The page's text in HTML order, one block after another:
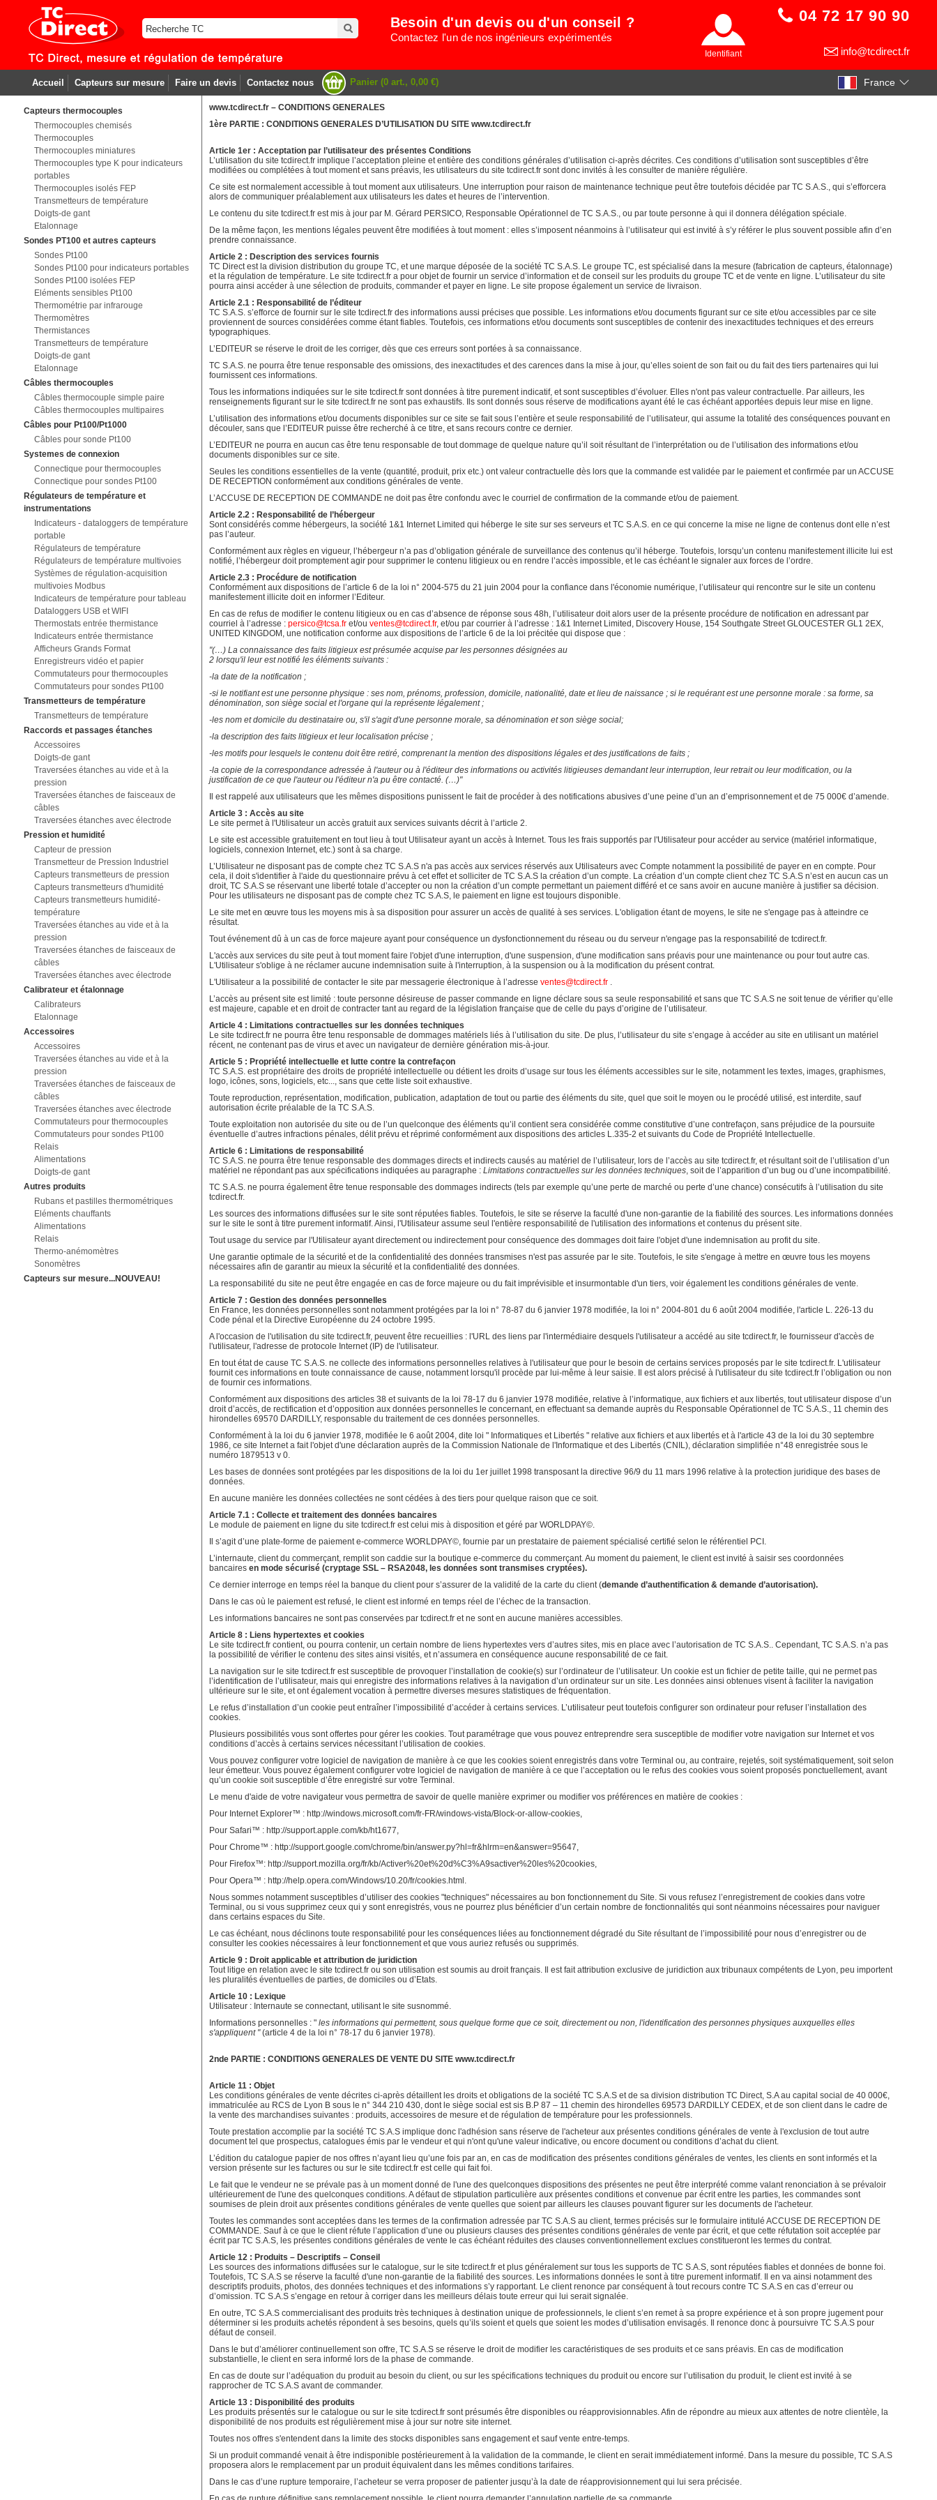
France
04 72 17 90 90
info@tcdirect.fr
Identifiant
Besoin d'un devis ou d'un conseil ?
Contactez l'un de nos ingénieurs expérimentés
Accueil Capteurs sur mesure Faire un devis Contactez nous Panier (0 art., 0,00 €)
Capteurs thermocouples
Thermocouples chemisés
Thermocouples
Thermocouples miniatures
Thermocouples type K pour indicateurs
portables
Thermocouples isolés FEP
Transmetteurs de température
Doigts-de gant
Etalonnage
Sondes PT100 et autres capteurs
Sondes Pt100
Sondes Pt100 pour indicateurs portables
Sondes Pt100 isolées FEP
Eléments sensibles Pt100
Thermométrie par infrarouge
Thermomètres
Thermistances
Transmetteurs de température
Doigts-de gant
Etalonnage
Câbles thermocouples
Câbles thermocouple simple paire
Câbles thermocouples multipaires
Câbles pour Pt100/Pt1000
Câbles pour sonde Pt100
Systemes de connexion
Connectique pour thermocouples
Connectique pour sondes Pt100
Régulateurs de température et
instrumentations
Indicateurs - dataloggers de température
portable
Régulateurs de température
Régulateurs de température multivoies
Systèmes de régulation-acquisition
multivoies Modbus
Indicateurs de température pour tableau
Dataloggers USB et WIFI
Thermostats entrée thermistance
Indicateurs entrée thermistance
Afficheurs Grands Format
Enregistreurs vidéo et papier
Commutateurs pour thermocouples
Commutateurs pour sondes Pt100
Transmetteurs de température
Transmetteurs de température
Raccords et passages étanches
Accessoires
Doigts-de gant
Traversées étanches au vide et à la
pression
Traversées étanches de faisceaux de
câbles
Traversées étanches avec électrode
Pression et humidité
Capteur de pression
Transmetteur de Pression Industriel
Capteurs transmetteurs de pression
Capteurs transmetteurs d'humidité
Capteurs transmetteurs humidité-
température
Traversées étanches au vide et à la
pression
Traversées étanches de faisceaux de
câbles
Traversées étanches avec électrode
Calibrateur et étalonnage
Calibrateurs
Etalonnage
Accessoires
Accessoires
Traversées étanches au vide et à la
pression
Traversées étanches de faisceaux de
câbles
Traversées étanches avec électrode
Commutateurs pour thermocouples
Commutateurs pour sondes Pt100
Relais
Alimentations
Doigts-de gant
Autres produits
Rubans et pastilles thermométriques
Eléments chauffants
Alimentations
Relais
Thermo-anémomètres
Sonomètres
Capteurs sur mesure...NOUVEAU!
www.tcdirect.fr – CONDITIONS GENERALES
1ère PARTIE : CONDITIONS GENERALES D’UTILISATION DU SITE www.tcdirect.fr
Article 1er : Acceptation par l’utilisateur des présentes Conditions
L’utilisation du site tcdirect.fr implique l’acceptation pleine et entière des conditions générales d’utilisation ci-après décrites. Ces conditions d’utilisation sont susceptibles d’être
modifiées ou complétées à tout moment et sans préavis, les utilisateurs du site tcdirect.fr sont donc invités à les consulter de manière régulière.
Ce site est normalement accessible à tout moment aux utilisateurs. Une interruption pour raison de maintenance technique peut être toutefois décidée par TC S.A.S., qui s’efforcera
alors de communiquer préalablement aux utilisateurs les dates et heures de l’intervention.
Le contenu du site tcdirect.fr est mis à jour par M. Gérard PERSICO, Responsable Opérationnel de TC S.A.S., ou par toute personne à qui il donnera délégation spéciale.
De la même façon, les mentions légales peuvent être modifiées à tout moment : elles s’imposent néanmoins à l’utilisateur qui est invité à s’y référer le plus souvent possible afin d’en
prendre connaissance.
Article 2 : Description des services fournis
TC Direct est la division distribution du groupe TC, et une marque déposée de la société TC S.A.S. Le groupe TC, est spécialisé dans la mesure (fabrication de capteurs, étalonnage)
et la régulation de température. Le site tcdirect.fr a pour objet de fournir un service d’information et de conseil sur les produits du groupe TC et de vente en ligne. L’utilisateur du site
pourra ainsi accéder à une sélection de produits, commander et payer en ligne. Le site propose également un service de livraison.
Article 2.1 : Responsabilité de l’éditeur
TC S.A.S. s’efforce de fournir sur le site tcdirect.fr des informations aussi précises que possible. Les informations et/ou documents figurant sur ce site et/ou accessibles par ce site
proviennent de sources considérées comme étant fiables. Toutefois, ces informations et/ou documents sont susceptibles de contenir des inexactitudes techniques et des erreurs
typographiques.
L’EDITEUR se réserve le droit de les corriger, dès que ces erreurs sont portées à sa connaissance.
TC S.A.S. ne pourra être tenue responsable des omissions, des inexactitudes et des carences dans la mise à jour, qu’elles soient de son fait ou du fait des tiers partenaires qui lui
fournissent ces informations.
Tous les informations indiquées sur le site tcdirect.fr sont données à titre purement indicatif, et sont susceptibles d’évoluer. Elles n'ont pas valeur contractuelle. Par ailleurs, les
renseignements figurant sur le site tcdirect.fr ne sont pas exhaustifs. Ils sont donnés sous réserve de modifications ayant été le cas échéant apportées depuis leur mise en ligne.
L’utilisation des informations et/ou documents disponibles sur ce site se fait sous l’entière et seule responsabilité de l’utilisateur, qui assume la totalité des conséquences pouvant en
découler, sans que l’EDITEUR puisse être recherché à ce titre, et sans recours contre ce dernier.
L’EDITEUR ne pourra en aucun cas être tenu responsable de tout dommage de quelque nature qu’il soit résultant de l’interprétation ou de l’utilisation des informations et/ou
documents disponibles sur ce site.
Seules les conditions essentielles de la vente (quantité, produit, prix etc.) ont valeur contractuelle dès lors que la commande est validée par le paiement et confirmée par un ACCUSE
DE RECEPTION conformément aux conditions générales de vente.
L’ACCUSE DE RECEPTION DE COMMANDE ne doit pas être confondu avec le courriel de confirmation de la commande et/ou de paiement.
Article 2.2 : Responsabilité de l’hébergeur
Sont considérés comme hébergeurs, la société 1&1 Internet Limited qui héberge le site sur ses serveurs et TC S.A.S. en ce qui concerne la mise ne ligne de contenus dont elle n’est
pas l’auteur.
Conformément aux règles en vigueur, l’hébergeur n’a pas d’obligation générale de surveillance des contenus qu’il héberge. Toutefois, lorsqu’un contenu manifestement illicite lui est
notifié, l’hébergeur doit promptement agir pour supprimer le contenu litigieux ou en rendre l’accès impossible, et le cas échéant le signaler aux forces de l’ordre.
Article 2.3 : Procédure de notification
Conformément aux dispositions de l’article 6 de la loi n° 2004-575 du 21 juin 2004 pour la confiance dans l'économie numérique, l’utilisateur qui rencontre sur le site un contenu
manifestement illicite doit en informer l’Editeur.
En cas de refus de modifier le contenu litigieux ou en cas d’absence de réponse sous 48h, l’utilisateur doit alors user de la présente procédure de notification en adressant par
courriel à l’adresse : persico@tcsa.fret/ou ventes@tcdirect.fr, et/ou par courrier à l’adresse : 1&1 Internet Limited, Discovery House, 154 Southgate Street GLOUCESTER GL1 2EX,
UNITED KINGDOM, une notification conforme aux dispositions de l’article 6 de la loi précitée qui dispose que :
"(…) La connaissance des faits litigieux est présumée acquise par les personnes désignées au
2 lorsqu'il leur est notifié les éléments suivants :
-la date de la notification ;
-si le notifiant est une personne physique : ses nom, prénoms, profession, domicile, nationalité, date et lieu de naissance ; si le requérant est une personne morale : sa forme, sa
dénomination, son siège social et l'organe qui la représente légalement ;
-les nom et domicile du destinataire ou, s'il s'agit d'une personne morale, sa dénomination et son siège social;
-la description des faits litigieux et leur localisation précise ;
-les motifs pour lesquels le contenu doit être retiré, comprenant la mention des dispositions légales et des justifications de faits ;
-la copie de la correspondance adressée à l'auteur ou à l'éditeur des informations ou activités litigieuses demandant leur interruption, leur retrait ou leur modification, ou la
justification de ce que l'auteur ou l'éditeur n'a pu être contacté. (…)"
Il est rappelé aux utilisateurs que les mêmes dispositions punissent le fait de procéder à des notifications abusives d’une peine d’un an d’emprisonnement et de 75 000€ d’amende.
Article 3 : Accès au site
Le site permet à l'Utilisateur un accès gratuit aux services suivants décrit à l’article 2.
Le site est accessible gratuitement en tout lieu à tout Utilisateur ayant un accès à Internet. Tous les frais supportés par l'Utilisateur pour accéder au service (matériel informatique,
logiciels, connexion Internet, etc.) sont à sa charge.
L’Utilisateur ne disposant pas de compte chez TC S.A.S n'a pas accès aux services réservés aux Utilisateurs avec Compte notamment la possibilité de payer en en compte. Pour
cela, il doit s'identifier à l'aide du questionnaire prévu à cet effet et solliciter de TC S.A.S la création d’un compte. La création d’un compte client chez TC S.A.S n’est en aucun cas un
droit, TC S.A.S se réservant une liberté totale d’accepter ou non la création d’un compte permettant un paiement différé et ce sans avoir en aucune manière à justifier sa décision.
Pour les utilisateurs ne disposant pas de compte chez TC S.A.S, le paiement en ligne est toujours disponible.
Le site met en œuvre tous les moyens mis à sa disposition pour assurer un accès de qualité à ses services. L'obligation étant de moyens, le site ne s'engage pas à atteindre ce
résultat.
Tout événement dû à un cas de force majeure ayant pour conséquence un dysfonctionnement du réseau ou du serveur n'engage pas la responsabilité de tcdirect.fr.
L'accès aux services du site peut à tout moment faire l'objet d'une interruption, d'une suspension, d'une modification sans préavis pour une maintenance ou pour tout autre cas.
L'Utilisateur s'oblige à ne réclamer aucune indemnisation suite à l'interruption, à la suspension ou à la modification du présent contrat.
L'Utilisateur a la possibilité de contacter le site par messagerie électronique à l’adresse ventes@tcdirect.fr.
L’accès au présent site est limité : toute personne désireuse de passer commande en ligne déclare sous sa seule responsabilité et sans que TC S.A.S ne soit tenue de vérifier qu’elle
est majeure, capable et en droit de contracter tant au regard de la législation française que de celle du pays d’origine de l’utilisateur.
Article 4 : Limitations contractuelles sur les données techniques
Le site tcdirect.fr ne pourra être tenu responsable de dommages matériels liés à l’utilisation du site. De plus, l’utilisateur du site s’engage à accéder au site en utilisant un matériel
récent, ne contenant pas de virus et avec un navigateur de dernière génération mis-à-jour.
Article 5 : Propriété intellectuelle et lutte contre la contrefaçon
TC S.A.S. est propriétaire des droits de propriété intellectuelle ou détient les droits d’usage sur tous les éléments accessibles sur le site, notamment les textes, images, graphismes,
logo, icônes, sons, logiciels, etc..., sans que cette liste soit exhaustive.
Toute reproduction, représentation, modification, publication, adaptation de tout ou partie des éléments du site, quel que soit le moyen ou le procédé utilisé, est interdite, sauf
autorisation écrite préalable de la TC S.A.S.
Toute exploitation non autorisée du site ou de l’un quelconque des éléments qu’il contient sera considérée comme constitutive d’une contrefaçon, sans préjudice de la poursuite
éventuelle d’autres infractions pénales, délit prévu et réprimé conformément aux dispositions des articles L.335-2 et suivants du Code de Propriété Intellectuelle.
Article 6 : Limitations de responsabilité
TC S.A.S. ne pourra être tenue responsable des dommages directs et indirects causés au matériel de l’utilisateur, lors de l’accès au site tcdirect.fr, et résultant soit de l’utilisation d’un
matériel ne répondant pas aux spécifications indiquées au paragraphe : Limitations contractuelles sur les données techniques, soit de l’apparition d’un bug ou d’une incompatibilité.
TC S.A.S. ne pourra également être tenue responsable des dommages indirects (tels par exemple qu’une perte de marché ou perte d’une chance) consécutifs à l’utilisation du site
tcdirect.fr.
Les sources des informations diffusées sur le site sont réputées fiables. Toutefois, le site se réserve la faculté d'une non-garantie de la fiabilité des sources. Les informations données
sur le site le sont à titre purement informatif. Ainsi, l'Utilisateur assume seul l'entière responsabilité de l'utilisation des informations et contenus du présent site.
Tout usage du service par l'Utilisateur ayant directement ou indirectement pour conséquence des dommages doit faire l'objet d'une indemnisation au profit du site.
Une garantie optimale de la sécurité et de la confidentialité des données transmises n'est pas assurée par le site. Toutefois, le site s'engage à mettre en œuvre tous les moyens
nécessaires afin de garantir au mieux la sécurité et la confidentialité des données.
La responsabilité du site ne peut être engagée en cas de force majeure ou du fait imprévisible et insurmontable d'un tiers, voir également les conditions générales de vente.
Article 7 : Gestion des données personnelles
En France, les données personnelles sont notamment protégées par la loi n° 78-87 du 6 janvier 1978 modifiée, la loi n° 2004-801 du 6 août 2004 modifiée, l'article L. 226-13 du
Code pénal et la Directive Européenne du 24 octobre 1995.
A l'occasion de l'utilisation du site tcdirect.fr, peuvent être recueillies : l'URL des liens par l'intermédiaire desquels l'utilisateur a accédé au site tcdirect.fr, le fournisseur d'accès de
l'utilisateur, l'adresse de protocole Internet (IP) de l'utilisateur.
En tout état de cause TC S.A.S. ne collecte des informations personnelles relatives à l'utilisateur que pour le besoin de certains services proposés par le site tcdirect.fr. L'utilisateur
fournit ces informations en toute connaissance de cause, notamment lorsqu'il procède par lui-même à leur saisie. Il est alors précisé à l'utilisateur du site tcdirect.fr l’obligation ou non
de fournir ces informations.
Conformément aux dispositions des articles 38 et suivants de la loi 78-17 du 6 janvier 1978 modifiée, relative à l’informatique, aux fichiers et aux libertés, tout utilisateur dispose d’un
droit d’accès, de rectification et d’opposition aux données personnelles le concernant, en effectuant sa demande auprès du Responsable Opérationnel de TC S.A.S., 11 chemin des
hirondelles 69570 DARDILLY, responsable du traitement de ces données personnelles.
Conformément à la loi du 6 janvier 1978, modifiée le 6 août 2004, dite loi " Informatiques et Libertés " relative aux fichiers et aux libertés et à l'article 43 de la loi du 30 septembre
1986, ce site Internet a fait l'objet d'une déclaration auprès de la Commission Nationale de l'Informatique et des Libertés (CNIL), déclaration simplifiée n°48 enregistrée sous le
numéro 1879513 v 0.
Les bases de données sont protégées par les dispositions de la loi du 1er juillet 1998 transposant la directive 96/9 du 11 mars 1996 relative à la protection juridique des bases de
données.
En aucune manière les données collectées ne sont cédées à des tiers pour quelque raison que ce soit.
Article 7.1 : Collecte et traitement des données bancaires
Le module de paiement en ligne du site tcdirect.fr est celui mis à disposition et géré par WORLDPAY©.
Il s’agit d’une plate-forme de paiement e-commerce WORLDPAY©, fournie par un prestataire de paiement spécialisé certifié selon le référentiel PCI.
L’internaute, client du commerçant, remplit son caddie sur la boutique e-commerce du commerçant. Au moment du paiement, le client est invité à saisir ses coordonnées
bancaires en mode sécurisé (cryptage SSL – RSA2048, les données sont transmises cryptées).
Ce dernier interroge en temps réel la banque du client pour s’assurer de la validité de la carte du client (demande d’authentification & demande d’autorisation).
Dans le cas où le paiement est refusé, le client est informé en temps réel de l’échec de la transaction.
Les informations bancaires ne sont pas conservées par tcdirect.fr et ne sont en aucune manières accessibles.
Article 8 : Liens hypertextes et cookies
Le site tcdirect.fr contient, ou pourra contenir, un certain nombre de liens hypertextes vers d’autres sites, mis en place avec l’autorisation de TC S.A.S.. Cependant, TC S.A.S. n’a pas
la possibilité de vérifier le contenu des sites ainsi visités, et n’assumera en conséquence aucune responsabilité de ce fait.
La navigation sur le site tcdirect.fr est susceptible de provoquer l’installation de cookie(s) sur l’ordinateur de l’utilisateur. Un cookie est un fichier de petite taille, qui ne permet pas
l’identification de l’utilisateur, mais qui enregistre des informations relatives à la navigation d’un ordinateur sur un site. Les données ainsi obtenues visent à faciliter la navigation
ultérieure sur le site, et ont également vocation à permettre diverses mesures statistiques de fréquentation.
Le refus d’installation d’un cookie peut entraîner l’impossibilité d’accéder à certains services. L’utilisateur peut toutefois configurer son ordinateur pour refuser l’installation des
cookies.
Plusieurs possibilités vous sont offertes pour gérer les cookies. Tout paramétrage que vous pouvez entreprendre sera susceptible de modifier votre navigation sur Internet et vos
conditions d’accès à certains services nécessitant l’utilisation de cookies.
Vous pouvez configurer votre logiciel de navigation de manière à ce que les cookies soient enregistrés dans votre Terminal ou, au contraire, rejetés, soit systématiquement, soit selon
leur émetteur. Vous pouvez également configurer votre logiciel de navigation de manière à ce que l’acceptation ou le refus des cookies vous soient proposés ponctuellement, avant
qu’un cookie soit susceptible d’être enregistré sur votre Terminal.
Le menu d'aide de votre navigateur vous permettra de savoir de quelle manière exprimer ou modifier vos préférences en matière de cookies :
Pour Internet Explorer™ : http://windows.microsoft.com/fr-FR/windows-vista/Block-or-allow-cookies,
Pour Safari™ : http://support.apple.com/kb/ht1677,
Pour Chrome™ : http://support.google.com/chrome/bin/answer.py?hl=fr&hlrm=en&answer=95647,
Pour Firefox™: http://support.mozilla.org/fr/kb/Activer%20et%20d%C3%A9sactiver%20les%20cookies,
Pour Opera™ : http://help.opera.com/Windows/10.20/fr/cookies.html.
Nous sommes notamment susceptibles d’utiliser des cookies "techniques" nécessaires au bon fonctionnement du Site. Si vous refusez l’enregistrement de cookies dans votre
Terminal, ou si vous supprimez ceux qui y sont enregistrés, vous ne pourrez plus bénéficier d’un certain nombre de fonctionnalités qui sont néanmoins nécessaires pour naviguer
dans certains espaces du Site.
Le cas échéant, nous déclinons toute responsabilité pour les conséquences liées au fonctionnement dégradé du Site résultant de l’impossibilité pour nous d’enregistrer ou de
consulter les cookies nécessaires à leur fonctionnement et que vous auriez refusés ou supprimés.
Article 9 : Droit applicable et attribution de juridiction
Tout litige en relation avec le site tcdirect.fr ou son utilisation est soumis au droit français. Il est fait attribution exclusive de juridiction aux tribunaux compétents de Lyon, peu importent
les pluralités éventuelles de parties, de domiciles ou d’Etats.
Article 10 : Lexique
Utilisateur : Internaute se connectant, utilisant le site susnommé.
Informations personnelles : "les informations qui permettent, sous quelque forme que ce soit, directement ou non, l'identification des personnes physiques auxquelles elles
s'appliquent "(article 4 de la loi n° 78-17 du 6 janvier 1978).
2nde PARTIE : CONDITIONS GENERALES DE VENTE DU SITE www.tcdirect.fr
Article 11 : Objet
Les conditions générales de vente décrites ci-après détaillent les droits et obligations de la société TC S.A.S et de sa division distribution TC Direct, S.A au capital social de 40 000€,
immatriculée au RCS de Lyon B sous le n° 344 210 430, dont le siège social est sis B.P 87 – 11 chemin des hirondelles 69573 DARDILLY CEDEX, et de son client dans le cadre de
la vente des marchandises suivantes : produits, accessoires de mesure et de régulation de température pour les professionnels.
Toute prestation accomplie par la société TC S.A.S implique donc l'adhésion sans réserve de l'acheteur aux présentes conditions générales de vente à l'exclusion de tout autre
document tel que prospectus, catalogues émis par le vendeur et qui n'ont qu'une valeur indicative, ou encore document ou conditions d’achat du client.
L’édition du catalogue papier de nos offres n’ayant lieu qu’une fois par an, en cas de modification des présentes conditions générales de ventes, les clients en sont informés et la
version présente sur les factures ou sur le site tcdirect.fr est celle qui fait foi.
Le fait que le vendeur ne se prévale pas à un moment donné de l'une des quelconques dispositions des présentes ne peut être interprété comme valant renonciation à se prévaloir
ultérieurement de l'une des quelconques conditions. A défaut de stipulation particulière aux présentes conditions et convenue par écrit entre les parties, les commandes sont
soumises de plein droit aux présentes conditions générales de vente quelles que soient par ailleurs les clauses pouvant figurer sur les documents de l'acheteur.
Toutes les commandes sont acceptées dans les termes de la confirmation adressée par TC S.A.S au client, termes précisés sur le formulaire intitulé ACCUSE DE RECEPTION DE
COMMANDE. Sauf à ce que le client réfute l’application d’une ou plusieurs clauses des présentes conditions générales de vente par écrit, et que cette réfutation soit acceptée par
écrit par TC S.A.S, les présentes conditions générales de vente le cas échéant réduites des clauses conventionnellement exclues constitueront les termes du contrat.
Article 12 : Produits – Descriptifs – Conseil
Les sources des informations diffusées sur le catalogue, sur le site tcdirect.fr et plus généralement sur tous les supports de TC S.A.S, sont réputées fiables et données de bonne foi.
Toutefois, TC S.A.S se réserve la faculté d'une non-garantie de la fiabilité des sources. Les informations données le sont à titre purement informatif. Il en va ainsi notamment des
descriptifs produits, photos, des données techniques et des informations s’y rapportant. Le client renonce par conséquent à tout recours contre TC S.A.S en cas d’erreur ou
d’omission. TC S.A.S s’engage en retour à corriger dans les meilleurs délais toute erreur qui lui serait signalée.
En outre, TC S.A.S commercialisant des produits très techniques à destination unique de professionnels, le client s’en remet à sa propre expérience et à son propre jugement pour
déterminer si les produits achetés répondent à ses besoins, quels qu’ils soient et quels que soient les modes d’utilisation envisagés. Il renonce donc à poursuivre TC S.A.S pour
défaut de conseil.
Dans le but d’améliorer continuellement son offre, TC S.A.S se réserve le droit de modifier les caractéristiques de ses produits et ce sans préavis. En cas de modification
substantielle, le client en sera informé lors de la phase de commande.
En cas de doute sur l’adéquation du produit au besoin du client, ou sur les spécifications techniques du produit ou encore sur l’utilisation du produit, le client est invité à se
rapprocher de TC S.A.S avant de commander.
Article 13 : Disponibilité des produits
Les produits présentés sur le catalogue ou sur le site tcdirect.fr sont présumés être disponibles ou réapprovisionnables. Afin de répondre au mieux aux attentes de notre clientèle, la
disponibilité de nos produits est régulièrement mise à jour sur notre site internet.
Toutes nos offres s'entendent dans la limite des stocks disponibles sans engagement et sauf vente entre-temps.
Si un produit commandé venait à être indisponible postérieurement à la validation de la commande, le client en serait immédiatement informé. Dans la mesure du possible, TC S.A.S
proposera alors le remplacement par un produit équivalent dans les mêmes conditions tarifaires.
Dans le cas d’une rupture temporaire, l’acheteur se verra proposer de patienter jusqu’à la date de réapprovisionnement qui lui sera précisée.